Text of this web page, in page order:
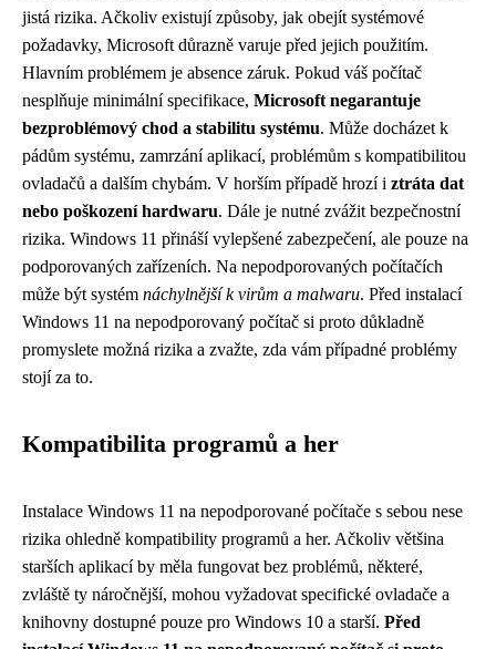
jistá rizika. Ačkoliv existují způsoby, jak obejít systémové
požadavky, Microsoft důrazně varuje před jejich použitím.
Hlavním problémem je absence záruk. Pokud váš počítač
nesplňuje minimální specifikace, Microsoft negarantuje
bezproblémový chod a stabilitu systému. Může docházet k
pádům systému, zamrzání aplikací, problémům s kompatibilitou
ovladačů a dalším chybám. V horším případě hrozí i ztráta dat
nebo poškození hardwaru. Dále je nutné zvážit bezpečnostní
rizika. Windows 11 přináší vylepšené zabezpečení, ale pouze na
podporovaných zařízeních. Na nepodporovaných počítačích
může být systém náchylnější k virům a malwaru. Před instalací
Windows 11 na nepodporovaný počítač si proto důkladně
promyslete možná rizika a zvažte, zda vám případné problémy
stojí za to.
Kompatibilita programů a her
Instalace Windows 11 na nepodporované počítače s sebou nese
rizika ohledně kompatibility programů a her. Ačkoliv většina
starších aplikací by měla fungovat bez problémů, některé,
zvláště ty náročnější, mohou vyžadovat specifické ovladače a
knihovny dostupné pouze pro Windows 10 a starší. Před